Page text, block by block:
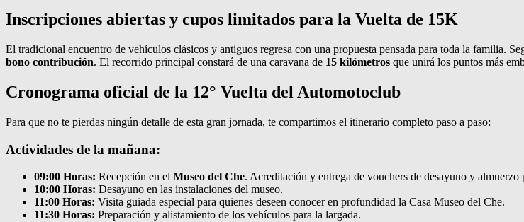
Inscripciones abiertas y cupos limitados para la Vuelta de 15K
El tradicional encuentro de vehículos clásicos y antiguos regresa con una propuesta pensada para toda la familia.
bono contribución. El recorrido principal constará de una caravana de 15 kilómetros que unirá los puntos más
Cronograma oficial de la 12° Vuelta del Automotoclub
Para que no te pierdas ningún detalle de esta gran jornada, te compartimos el itinerario completo paso a paso:
Actividades de la mañana:
09:00 Horas: Recepción en el Museo del Che. Acreditación y entrega de vouchers de desayuno y almuerzo
10:00 Horas: Desayuno en las instalaciones del museo.
11:00 Horas: Visita guiada especial para quienes deseen conocer en profundidad la Casa Museo del Che.
11:30 Horas: Preparación y alistamiento de los vehículos para la largada.